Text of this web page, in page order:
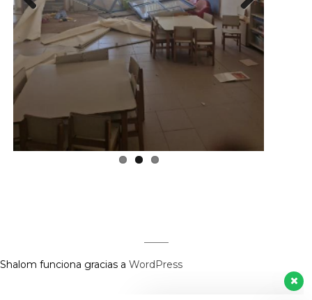
Previous Next
Shalom funciona gracias a WordPress